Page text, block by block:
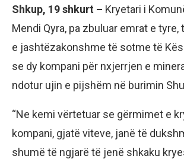
Shkup, 19 shkurt – Kryetari i
Mendi Qyra, pa zbuluar emrat e tyre,
e jashtëzakonshme të sotme të
se dy kompani për nxjerrjen e
ndotur ujin e pijshëm në burimin
“Ne kemi vërtetuar se gërmimet e
kompani, gjatë viteve, janë të
shumë të ngjarë të jenë shkaku